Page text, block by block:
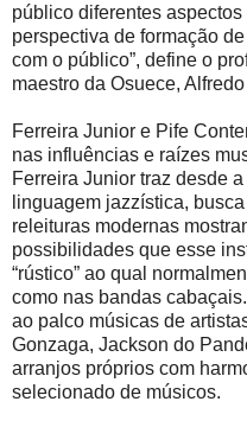
público diferentes
perspectiva de formação
com o público”, define o
maestro da Osuece,
Ferreira Junior e Pife
nas influências e raízes
Ferreira Junior traz desde
linguagem jazzística,
releituras modernas
possibilidades que esse
“rústico” ao qual
como nas bandas
ao palco músicas de
Gonzaga, Jackson do
arranjos próprios com
selecionado de músicos.